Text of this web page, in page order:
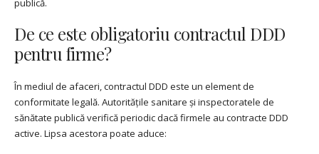
publică.
De ce este obligatoriu contractul DDD
pentru firme?
În mediul de afaceri, contractul DDD este un element de
conformitate legală. Autoritățile sanitare și inspectoratele de
sănătate publică verifică periodic dacă firmele au contracte DDD
active. Lipsa acestora poate aduce: